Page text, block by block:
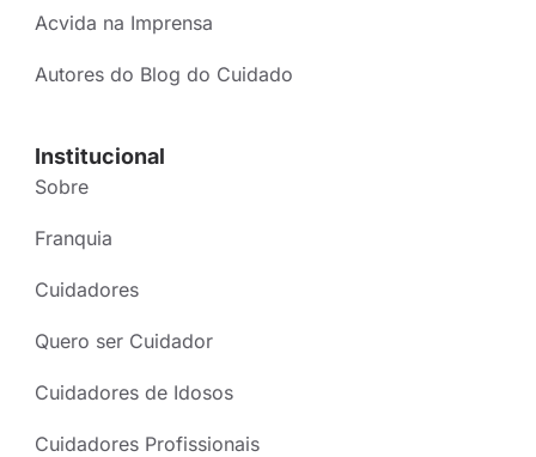
Acvida na Imprensa
Autores do Blog do Cuidado
Institucional
Sobre
Franquia
Cuidadores
Quero ser Cuidador
Cuidadores de Idosos
Cuidadores Profissionais